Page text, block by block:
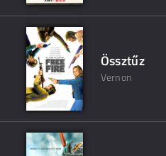
Össztűz
Vernon